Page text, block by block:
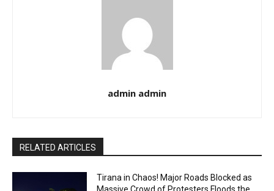
admin admin
RELATED ARTICLES
Tirana in Chaos! Major Roads Blocked as